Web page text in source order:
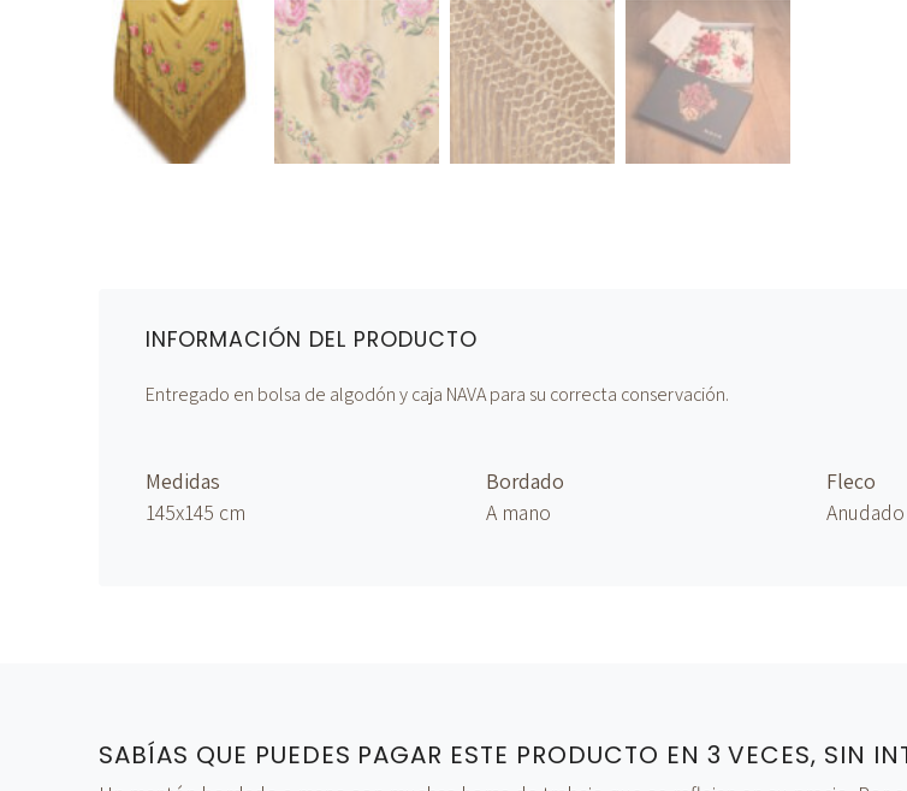
INFORMACIÓN DEL PRODUCTO
Entregado en bolsa de algodón y caja NAVA para su correcta conservación.
Medidas
145x145 cm
Bordado
A mano
Fleco
Anudado
SABÍAS QUE PUEDES PAGAR ESTE PRODUCTO EN 3 VECES, SIN